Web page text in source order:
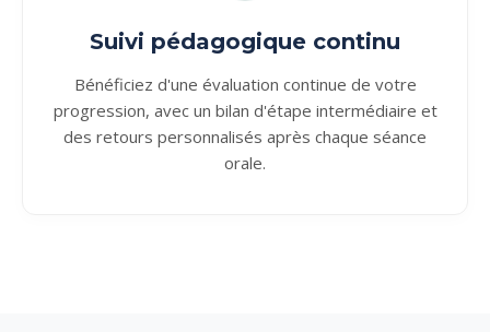
Suivi pédagogique continu
Bénéficiez d'une évaluation continue de votre
progression, avec un bilan d'étape intermédiaire et
des retours personnalisés après chaque séance
orale.